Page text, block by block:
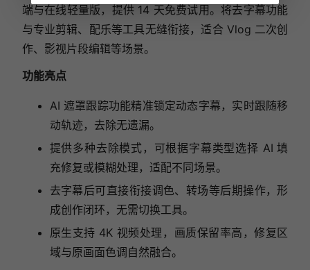
端与在线轻量版，提供 14 天免费试用。将去字幕功能
与专业剪辑、配乐等工具无缝衔接，适合 Vlog 二次创
作、影视片段编辑等场景。
功能亮点
AI 遮罩跟踪功能精准锁定动态字幕，实时跟随移
动轨迹，去除无遗漏。
提供多种去除模式，可根据字幕类型选择 AI 填
充修复或模糊处理，适配不同场景。
去字幕后可直接衔接调色、转场等后期操作，形
成创作闭环，无需切换工具。
原生支持 4K 视频处理，画质保留率高，修复区
域与原画面色调自然融合。